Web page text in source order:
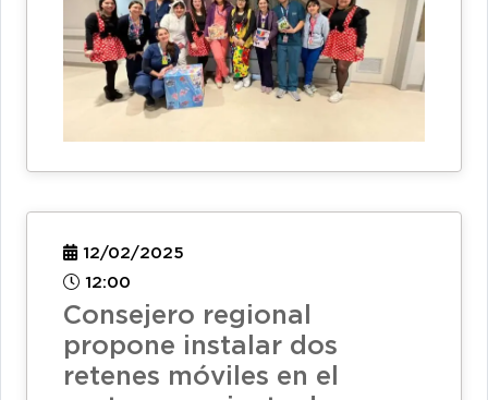
12/02/2025
12:00
Consejero regional
propone instalar dos
retenes móviles en el